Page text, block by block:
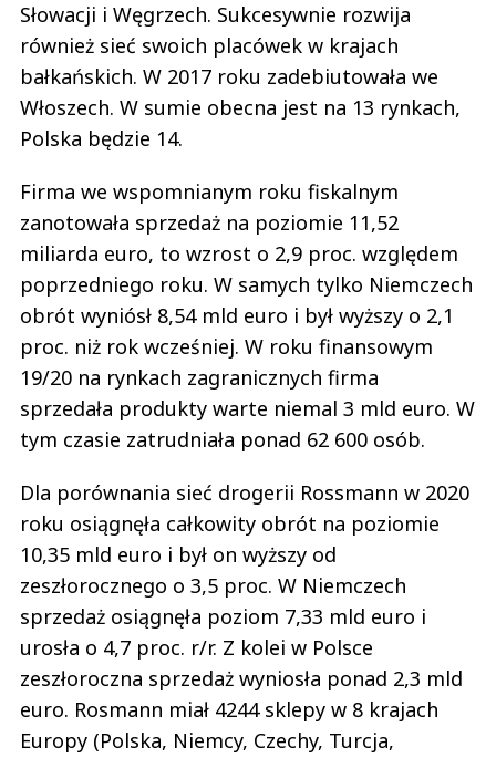
Słowacji i Węgrzech. Sukcesywnie rozwija
również sieć swoich placówek w krajach
bałkańskich. W 2017 roku zadebiutowała we
Włoszech. W sumie obecna jest na 13 rynkach,
Polska będzie 14.
Firma we wspomnianym roku fiskalnym
zanotowała sprzedaż na poziomie 11,52
miliarda euro, to wzrost o 2,9 proc. względem
poprzedniego roku. W samych tylko Niemczech
obrót wyniósł 8,54 mld euro i był wyższy o 2,1
proc. niż rok wcześniej. W roku finansowym
19/20 na rynkach zagranicznych firma
sprzedała produkty warte niemal 3 mld euro. W
tym czasie zatrudniała ponad 62 600 osób.
Dla porównania sieć drogerii Rossmann w 2020
roku osiągnęła całkowity obrót na poziomie
10,35 mld euro i był on wyższy od
zeszłorocznego o 3,5 proc. W Niemczech
sprzedaż osiągnęła poziom 7,33 mld euro i
urosła o 4,7 proc. r/r. Z kolei w Polsce
zeszłoroczna sprzedaż wyniosła ponad 2,3 mld
euro. Rosmann miał 4244 sklepy w 8 krajach
Europy (Polska, Niemcy, Czechy, Turcja,